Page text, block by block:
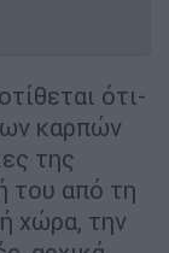
ότι-
καρπών
της
του από τη
χώρα, την